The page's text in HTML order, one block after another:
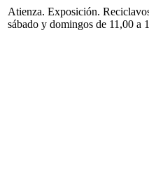
Atienza. Exposición.
sábado y domingos de 11,00 a